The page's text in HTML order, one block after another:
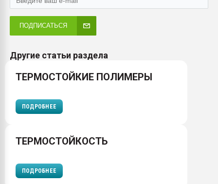
ПОДПИСАТЬСЯ
Другие статьи раздела
ТЕРМОСТОЙКИЕ ПОЛИМЕРЫ
ПОДРОБНЕЕ
ТЕРМОСТОЙКОСТЬ
ПОДРОБНЕЕ